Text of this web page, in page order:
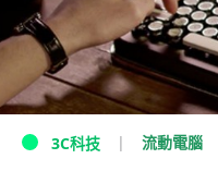
3C科技 流動電腦